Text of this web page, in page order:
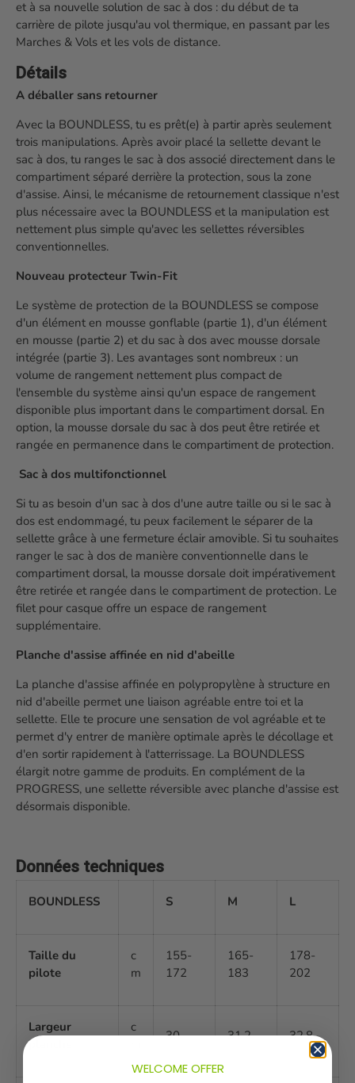
et à sa nouvelle solution de sac à dos : du début de ta
carrière de pilote jusqu'au vol thermique, en passant par les
Marches & Vols et les vols de distance.
Détails
A déballer sans retourner
Avec la BOUNDLESS, tu es prêt(e) à partir après seulement
trois manipulations. Après avoir placé la sellette devant le
sac à dos, tu ranges le sac à dos associé directement dans le
compartiment séparé derrière la protection, sous la zone
d'assise. Ainsi, le mécanisme de retournement classique n'est
plus nécessaire avec la BOUNDLESS et la manipulation est
nettement plus simple qu'avec les sellettes réversibles
conventionnelles.
Nouveau protecteur Twin-Fit
Le système de protection de la BOUNDLESS se compose
d'un élément en mousse gonflable (partie 1), d'un élément
en mousse (partie 2) et du sac à dos avec mousse dorsale
intégrée (partie 3). Les avantages sont nombreux : un
volume de rangement nettement plus compact de
l'ensemble du système ainsi qu'un espace de rangement
disponible plus important dans le compartiment dorsal. En
option, la mousse dorsale du sac à dos peut être retirée et
rangée en permanence dans le compartiment de protection.
Sac à dos multifonctionnel
Si tu as besoin d'un sac à dos d'une autre taille ou si le sac à
dos est endommagé, tu peux facilement le séparer de la
sellette grâce à une fermeture éclair amovible. Si tu souhaites
ranger le sac à dos de manière conventionnelle dans le
compartiment dorsal, la mousse dorsale doit impérativement
être retirée et rangée dans le compartiment de protection. Le
filet pour casque offre un espace de rangement
supplémentaire.
Planche d'assise affinée en nid d'abeille
La planche d'assise affinée en polypropylène à structure en
nid d'abeille permet une liaison agréable entre toi et la
sellette. Elle te procure une sensation de vol agréable et te
permet d'y entrer de manière optimale après le décollage et
d'en sortir rapidement à l'atterrissage. La BOUNDLESS
élargit notre gamme de produits. En complément de la
PROGRESS, une sellette réversible avec planche d'assise est
désormais disponible.
Données techniques
BOUNDLESS S M L
Taille du
pilote
c
m
155-
172
165-
183
178-
202
Largeur
planche
c
30 31.2 32.8
WELCOME OFFER